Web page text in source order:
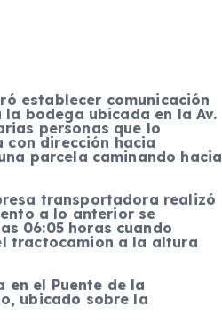
establecer comunicación
bodega ubicada en la Av.
personas que lo
con dirección hacia
parcela caminando hacia
transportadora realizó
a lo anterior se
06:05 horas cuando
tractocamion a la altura
en el Puente de la
ubicado sobre la